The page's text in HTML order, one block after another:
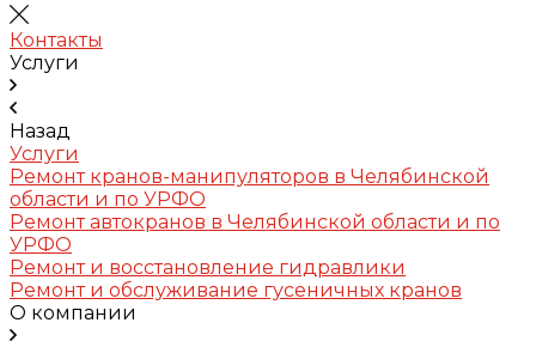
Контакты
Услуги
Назад
Услуги
Ремонт кранов-манипуляторов в Челябинской
области и по УРФО
Ремонт автокранов в Челябинской области и по
УРФО
Ремонт и восстановление гидравлики
Ремонт и обслуживание гусеничных кранов
О компании